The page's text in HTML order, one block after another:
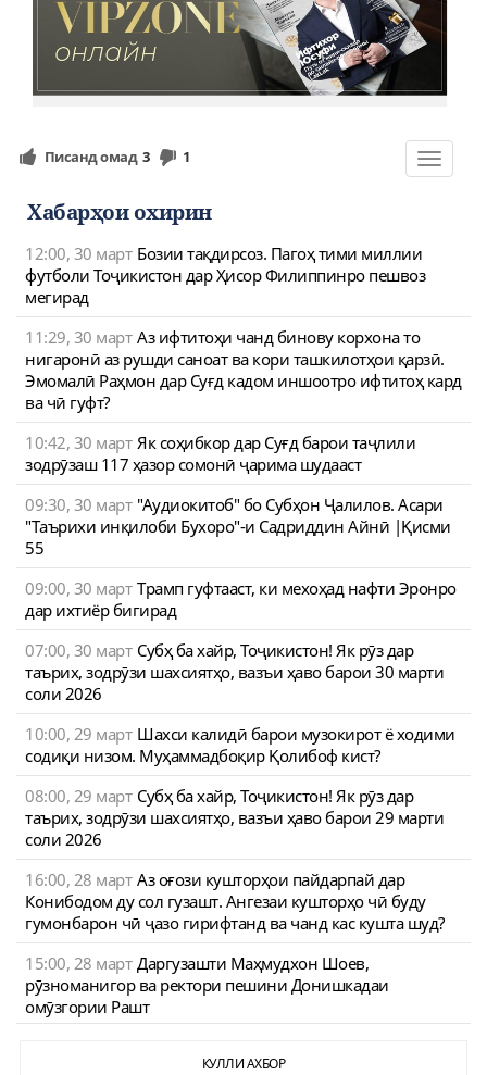
Toggle
Писанд омад 3 1
Хабарҳои охирин
12:00, 30 март Бозии тақдирсоз. Пагоҳ тими миллии
футболи Тоҷикистон дар Ҳисор Филиппинро пешвоз
мегирад
11:29, 30 март Аз ифтитоҳи чанд бинову корхона то
нигаронӣ аз рушди саноат ва кори ташкилотҳои қарзӣ.
Эмомалӣ Раҳмон дар Суғд кадом иншоотро ифтитоҳ кард
ва чӣ гуфт?
10:42, 30 март Як соҳибкор дар Суғд барои таҷлили
зодрӯзаш 117 ҳазор сомонӣ ҷарима шудааст
09:30, 30 март "Аудиокитоб" бо Субҳон Ҷалилов. Асари
"Таърихи инқилоби Бухоро"-и Садриддин Айнӣ |Қисми
55
09:00, 30 март Трамп гуфтааст, ки мехоҳад нафти Эронро
дар ихтиёр бигирад
07:00, 30 март Субҳ ба хайр, Тоҷикистон! Як рӯз дар
таърих, зодрӯзи шахсиятҳо, вазъи ҳаво барои 30 марти
соли 2026
10:00, 29 март Шахси калидӣ барои музокирот ё ходими
содиқи низом. Муҳаммадбоқир Қолибоф кист?
08:00, 29 март Субҳ ба хайр, Тоҷикистон! Як рӯз дар
таърих, зодрӯзи шахсиятҳо, вазъи ҳаво барои 29 марти
соли 2026
16:00, 28 март Аз оғози кушторҳои пайдарпай дар
Конибодом ду сол гузашт. Ангезаи кушторҳо чӣ буду
гумонбарон чӣ ҷазо гирифтанд ва чанд кас кушта шуд?
15:00, 28 март Даргузашти Маҳмудхон Шоев,
рӯзноманигор ва ректори пешини Донишкадаи
омӯзгории Рашт
КУЛЛИ АХБОР